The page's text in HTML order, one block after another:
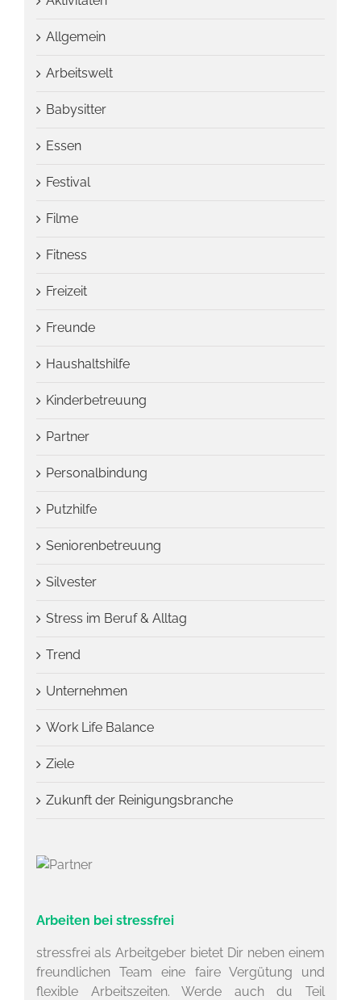
Allgemein
Arbeitswelt
Babysitter
Essen
Festival
Filme
Fitness
Freizeit
Freunde
Haushaltshilfe
Kinderbetreuung
Partner
Personalbindung
Putzhilfe
Seniorenbetreuung
Silvester
Stress im Beruf & Alltag
Trend
Unternehmen
Work Life Balance
Ziele
Zukunft der Reinigungsbranche
Arbeiten bei stressfrei
stressfrei als Arbeitgeber bietet Dir neben einem
freundlichen Team eine faire Vergütung und
flexible Arbeitszeiten. Werde auch du Teil